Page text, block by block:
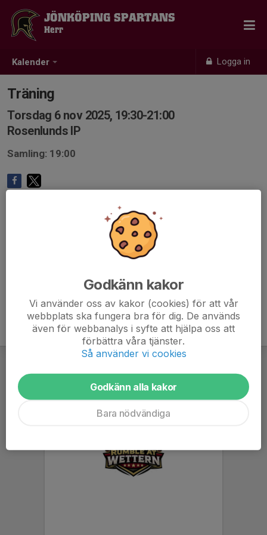
Kalender Logga in
JÖNKÖPING SPARTANS
Herr
Träning
Torsdag 6 nov 2025, 19:30-21:00
Rosenlunds IP
Samling: 19:00
Godkänn kakor
Vi använder oss av kakor (cookies) för att vår
webbplats ska fungera bra för dig. De används
även för webbanalys i syfte att hjälpa oss att
förbättra våra tjänster.
Så använder vi cookies
Godkänn alla kakor
Bara nödvändiga